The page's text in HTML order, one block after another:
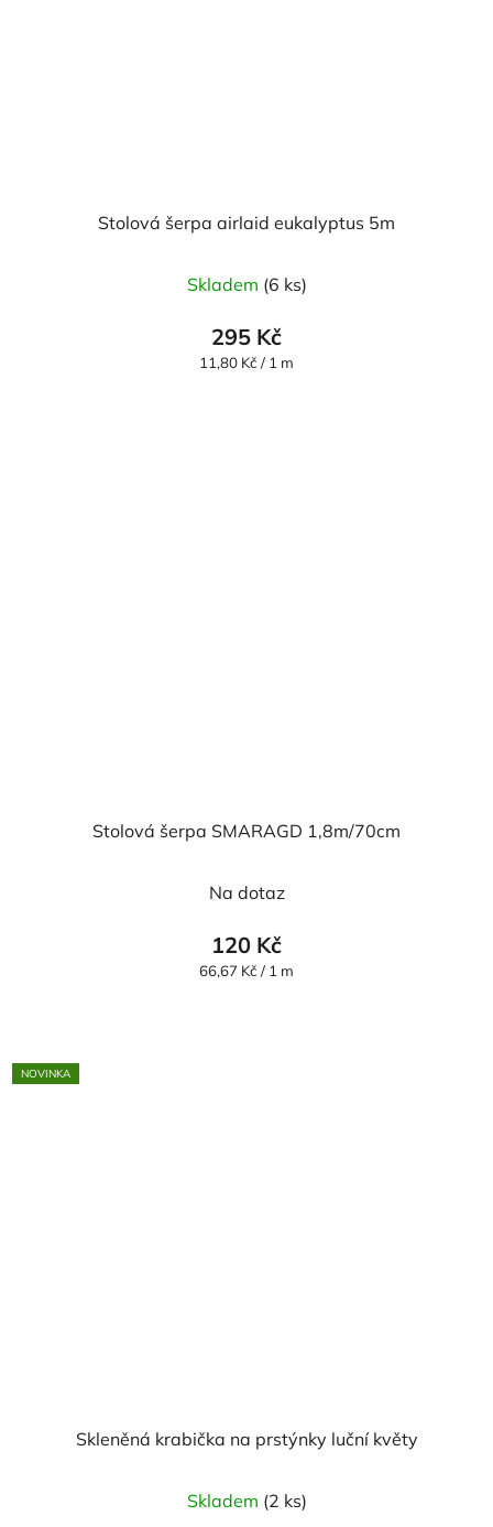
Stolová šerpa airlaid eukalyptus 5m
Skladem (6 ks)
295 Kč
Měrná
11,80 Kč / 1 m
Stolová šerpa SMARAGD 1,8m/70cm
Na dotaz
120 Kč
Měrná
66,67 Kč / 1 m
NOVINKA
Skleněná krabička na prstýnky luční květy
Skladem (2 ks)